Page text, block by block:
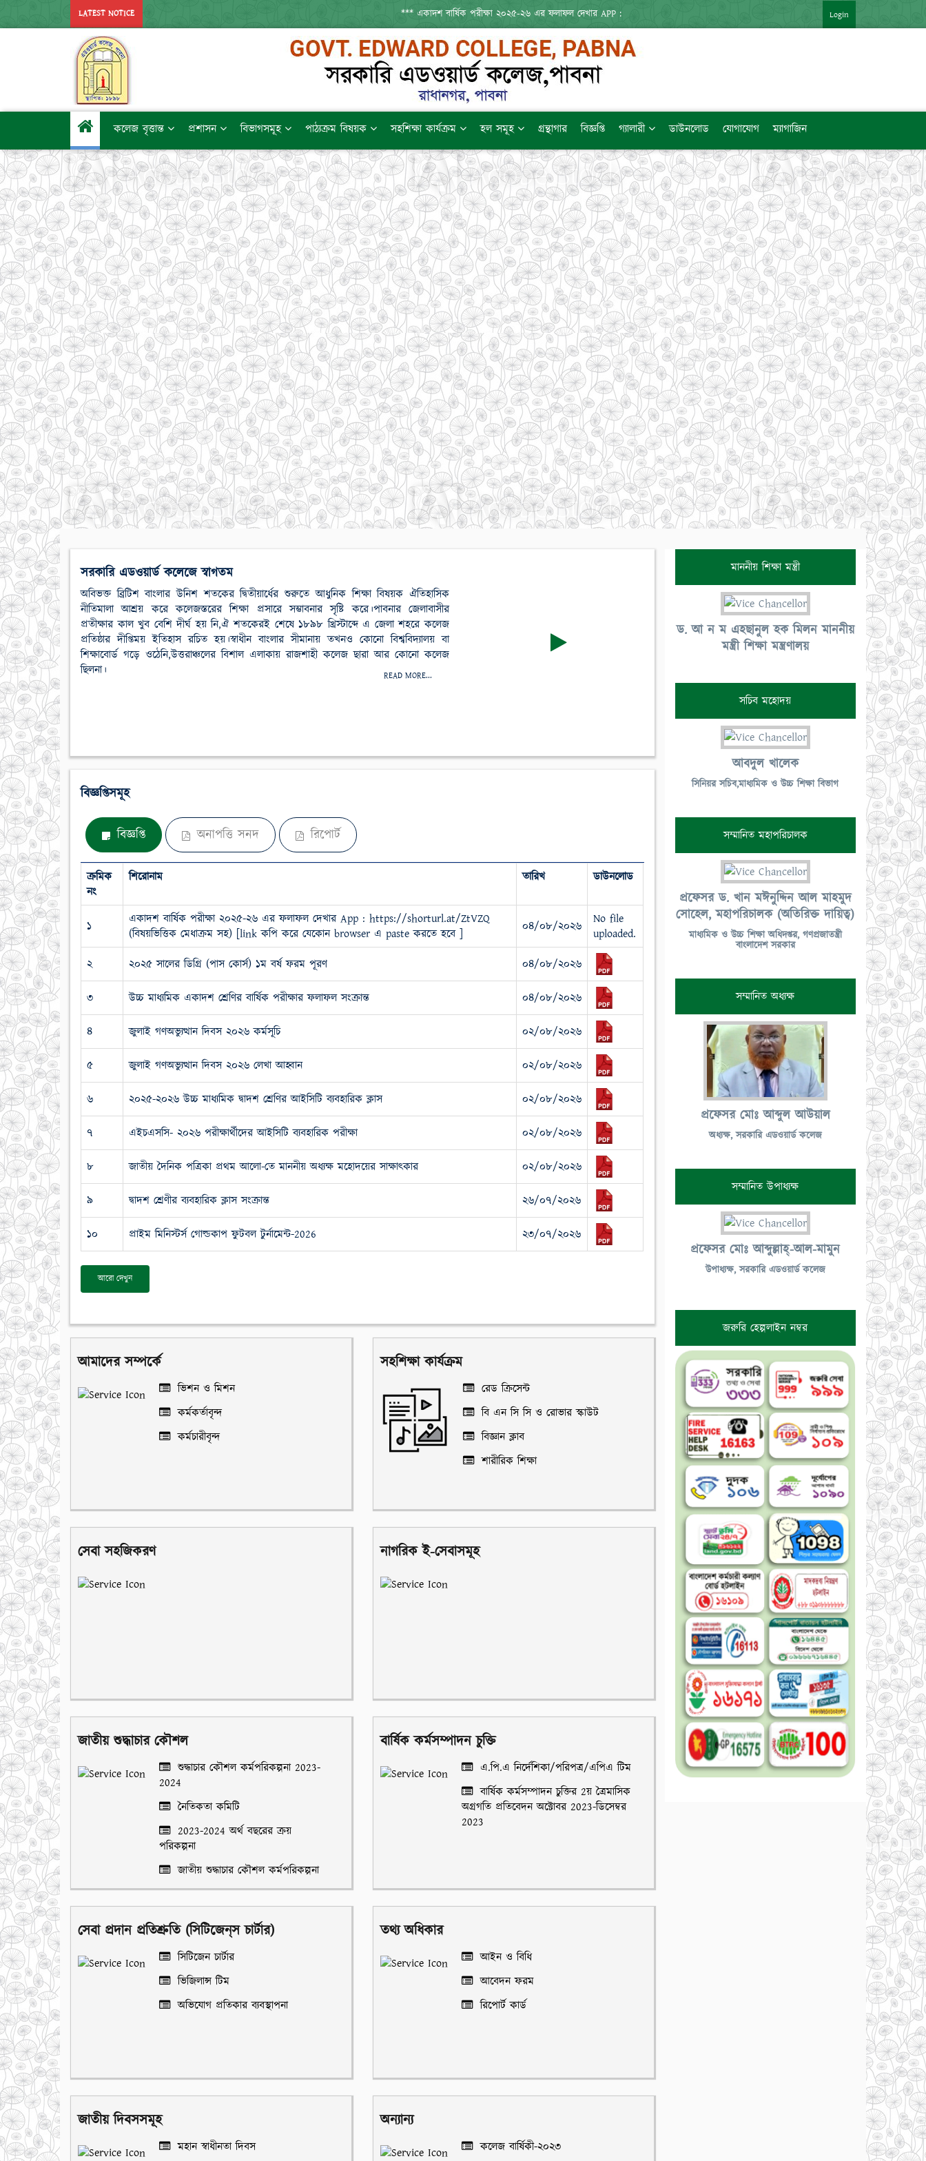
LATEST NOTICE *** একাদশ বার্ষিক পরীক্ষা ২০২৫-২৬ এর ফলাফল দেখার APP : HTTPS://SHORTURL.AT/ZTVZQ (বিষয়ভিত্তিক মেধাক্রম সহ)   [LINK কপি করে যেকোন
Login
কলেজ বৃত্তান্ত প্রশাসন বিভাগসমূহ পাঠ্যক্রম বিষয়ক সহশিক্ষা কার্যক্রম হল সমূহ গ্রন্থাগার বিজ্ঞপ্তি গ্যালারী ডাউনলোড যোগাযোগ ম্যাগাজিন
মাননীয় শিক্ষা মন্ত্রী
ড. আ ন ম এহছানুল হক মিলন মাননীয়
মন্ত্রী শিক্ষা মন্ত্রণালয়
সচিব মহোদয়
আবদুল খালেক
সিনিয়র সচিব,মাধ্যমিক ও উচ্চ শিক্ষা বিভাগ
সম্মানিত মহাপরিচালক
প্রফেসর ড. খান মঈনুদ্দিন আল মাহমুদ
সোহেল, মহাপরিচালক (অতিরিক্ত দায়িত্ব)
মাধ্যমিক ও উচ্চ শিক্ষা অধিদপ্তর, গণপ্রজাতন্ত্রী
বাংলাদেশ সরকার
সম্মানিত অধ্যক্ষ
প্রফেসর মোঃ আব্দুল আউয়াল
অধ্যক্ষ, সরকারি এডওয়ার্ড কলেজ
সম্মানিত উপাধ্যক্ষ
প্রফেসর মোঃ আব্দুল্লাহ্-আল-মামুন
উপাধ্যক্ষ, সরকারি এডওয়ার্ড কলেজ
জরুরি হেল্পলাইন নম্বর
সরকারি এডওয়ার্ড কলেজে স্বাগতম
অবিভক্ত ব্রিটিশ বাংলার উনিশ শতকের দ্বিতীয়ার্ধের শুরুতে আধুনিক শিক্ষা বিষয়ক ঐতিহাসিক
নীতিমালা আশ্রয় করে কলেজস্তরের শিক্ষা প্রসারে সম্ভাবনার সৃষ্টি করে।পাবনার জেলাবাসীর
প্রতীক্ষার কাল খুব বেশি দীর্ঘ হয় নি,ঐ শতকেরই শেষে ১৮৯৮ খ্রিস্টাব্দে এ জেলা শহরে কলেজ
প্রতিষ্ঠার দীপ্তিময় ইতিহাস রচিত হয়।স্বাধীন বাংলার সীমানায় তখনও কোনো বিশ্ববিদ্যালয় বা
শিক্ষাবোর্ড গড়ে ওঠেনি,উত্তরাঞ্চলের বিশাল এলাকায় রাজশাহী কলেজ ছারা আর কোনো কলেজ
ছিলনা।
READ MORE...
বিজ্ঞপ্তিসমূহ
বিজ্ঞপ্তি অনাপত্তি সনদ রিপোর্ট
ক্রমিক
নং
শিরোনাম তারিখ ডাউনলোড
১
একাদশ বার্ষিক পরীক্ষা ২০২৫-২৬ এর ফলাফল দেখার App : https://shorturl.at/ZtVZQ
(বিষয়ভিত্তিক মেধাক্রম সহ) [link কপি করে যেকোন browser এ paste করতে হবে ]
০৪/০৮/২০২৬
No file
uploaded.
২
২০২৫ সালের ডিগ্রি (পাস কোর্স) ১ম বর্ষ ফরম পূরণ ০৪/০৮/২০২৬
৩ উচ্চ মাধ্যমিক একাদশ শ্রেণির বার্ষিক পরীক্ষার ফলাফল সংক্রান্ত ০৪/০৮/২০২৬
৪ জুলাই গণঅভ্যুত্থান দিবস ২০২৬ কর্মসূচি ০২/০৮/২০২৬
৫ জুলাই গণঅভ্যুত্থান দিবস ২০২৬ লেখা আহ্বান ০২/০৮/২০২৬
৬ ২০২৫-২০২৬ উচ্চ মাধ্যমিক দ্বাদশ শ্রেণির আইসিটি ব্যবহারিক ক্লাস ০২/০৮/২০২৬
৭ এইচএসসি- ২০২৬ পরীক্ষার্থীদের আইসিটি ব্যবহারিক পরীক্ষা ০২/০৮/২০২৬
৮ জাতীয় দৈনিক পত্রিকা প্রথম আলো-তে মাননীয় অধ্যক্ষ মহোদয়ের সাক্ষাৎকার ০২/০৮/২০২৬
৯ দ্বাদশ শ্রেণীর ব্যবহারিক ক্লাস সংক্রান্ত ২৬/০৭/২০২৬
১০ প্রাইম মিনিস্টর্স গোল্ডকাপ ফুটবল টুর্নামেন্ট-2026 ২৩/০৭/২০২৬
আরো দেখুন
আমাদের সম্পর্কে
ভিশন ও মিশন
কর্মকর্তাবৃন্দ
কর্মচারীবৃন্দ
সহশিক্ষা কার্যক্রম
রেড ক্রিসেন্ট
বি এন সি সি ও রোভার স্কাউট
বিজ্ঞান ক্লাব
শারীরিক শিক্ষা
সেবা সহজিকরণ নাগরিক ই-সেবাসমূহ
জাতীয় শুদ্ধাচার কৌশল
শুদ্ধাচার কৌশল কর্মপরিকল্পনা 2023-
2024
নৈতিকতা কমিটি
2023-2024 অর্থ বছরের ক্রয়
পরিকল্পনা
জাতীয় শুদ্ধাচার কৌশল কর্মপরিকল্পনা
বার্ষিক কর্মসম্পাদন চুক্তি
এ.পি.এ নির্দেশিকা/পরিপত্র/এপিএ টিম
বার্ষিক কর্মসম্পাদন চুক্তির 2য় ত্রৈমাসিক
অগ্রগতি প্রতিবেদন অক্টোবর 2023-ডিসেম্বর
2023
সেবা প্রদান প্রতিশ্রুতি (সিটিজেন্‌স চার্টার)
সিটিজেন চার্টার
ভিজিলান্স টিম
অভিযোগ প্রতিকার ব্যবস্থাপনা
তথ্য অধিকার
আইন ও বিধি
আবেদন ফরম
রিপোর্ট কার্ড
জাতীয় দিবসসমূহ
মহান স্বাধীনতা দিবস
অন্যান্য
কলেজ বার্ষিকী-২০২৩